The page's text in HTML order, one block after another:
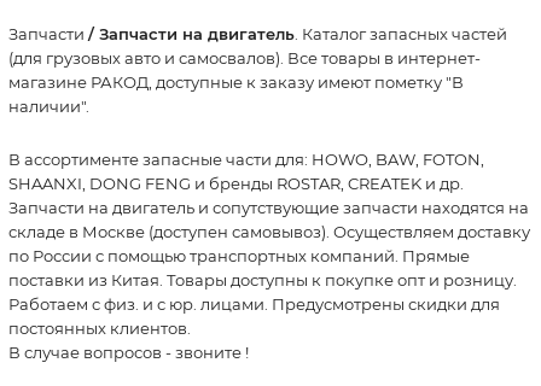
Запчасти / Запчасти на двигатель . Каталог запасных частей
(для грузовых авто и самосвалов). Все товары в интернет-
магазине РАКОД, доступные к заказу имеют пометку "В
наличии".
В ассортименте запасные части для: HOWO, BAW, FOTON,
SHAANXI, DONG FENG и бренды ROSTAR, CREATEK и др.
Запчасти на двигатель и сопутствующие запчасти находятся на
складе в Москве (доступен самовывоз). Осуществляем доставку
по России с помощью транспортных компаний. Прямые
поставки из Китая. Товары доступны к покупке опт и розницу.
Работаем с физ. и с юр. лицами. Предусмотрены скидки для
постоянных клиентов.
В случае вопросов - звоните !